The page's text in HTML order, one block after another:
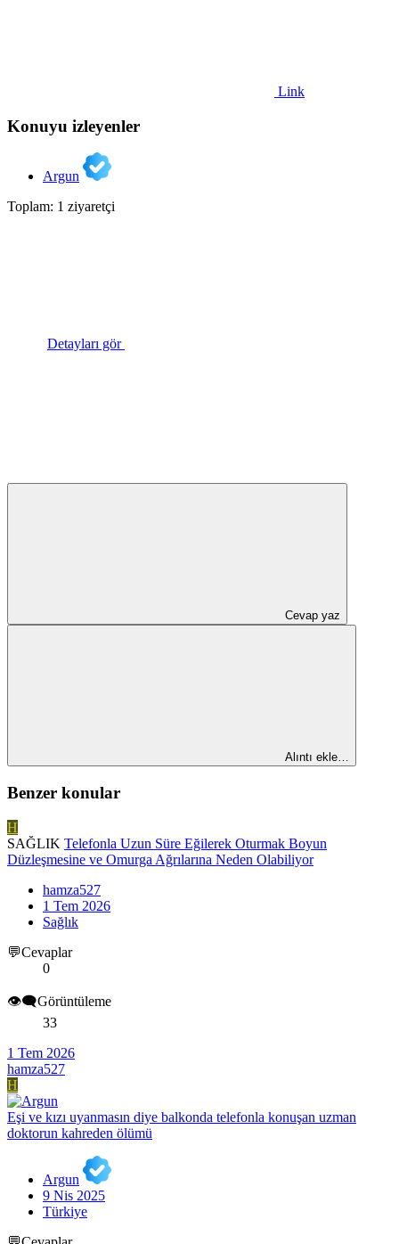
Link
Konuyu izleyenler
Argun
Toplam: 1 ziyaretçi
Detayları gör
Cevap yaz
Alıntı ekle…
Benzer konular
H
SAĞLIK Telefonla Uzun Süre Eğilerek Oturmak Boyun
Düzleşmesine ve Omurga Ağrılarına Neden Olabiliyor
hamza527
1 Tem 2026
Sağlık
💬Cevaplar
0
👁️‍🗨️Görüntüleme
33
1 Tem 2026
hamza527
H
Eşi ve kızı uyanmasın diye balkonda telefonla konuşan uzman
doktorun kahreden ölümü
Argun
9 Nis 2025
Türkiye